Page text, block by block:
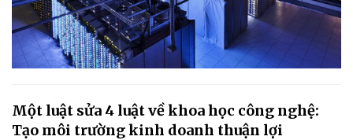
Một luật sửa 4 luật về khoa học công nghệ:
Tạo môi trường kinh doanh thuận lợi